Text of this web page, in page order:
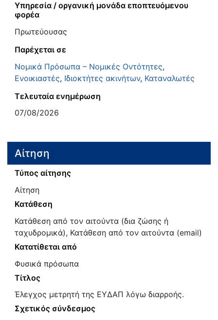
Υπηρεσία / οργανική μονάδα εποπτευόμενου
φορέα
Πρωτεύουσας
Παρέχεται σε
Νομικά Πρόσωπα – Νομικές Οντότητες,
Ενοικιαστές, Ιδιοκτήτες ακινήτων, Καταναλωτές
Τελευταία ενημέρωση
07/08/2026
Αίτηση
Τύπος αίτησης
Αίτηση
Κατάθεση
Κατάθεση από τον αιτούντα (δια ζώσης ή
ταχυδρομικά), Κατάθεση από τον αιτούντα (email)
Κατατίθεται από
Φυσικά πρόσωπα
Τίτλος
Έλεγχος μετρητή της ΕΥΔΑΠ λόγω διαρροής.
Σχετικός σύνδεσμος